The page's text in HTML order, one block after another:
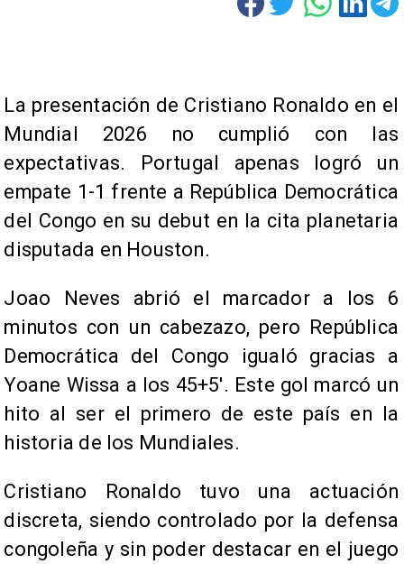
La presentación de Cristiano Ronaldo en el
Mundial 2026 no cumplió con las
expectativas. Portugal apenas logró un
empate 1-1 frente a República Democrática
del Congo en su debut en la cita planetaria
disputada en Houston.
Joao Neves abrió el marcador a los 6
minutos con un cabezazo, pero República
Democrática del Congo igualó gracias a
Yoane Wissa a los 45+5'. Este gol marcó un
hito al ser el primero de este país en la
historia de los Mundiales.
Cristiano Ronaldo tuvo una actuación
discreta, siendo controlado por la defensa
congoleña y sin poder destacar en el juego